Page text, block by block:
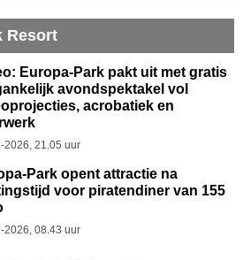
Resort
Europa-Park pakt uit met gratis
avondspektakel vol
acrobatiek en
2026, 21.05 uur
Park opent attractie na
voor piratendiner van 155
2026, 08.43 uur